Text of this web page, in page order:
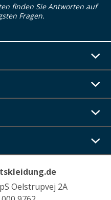
finden Sie Antworten auf
Fragen.
Oelstrupvej 2A